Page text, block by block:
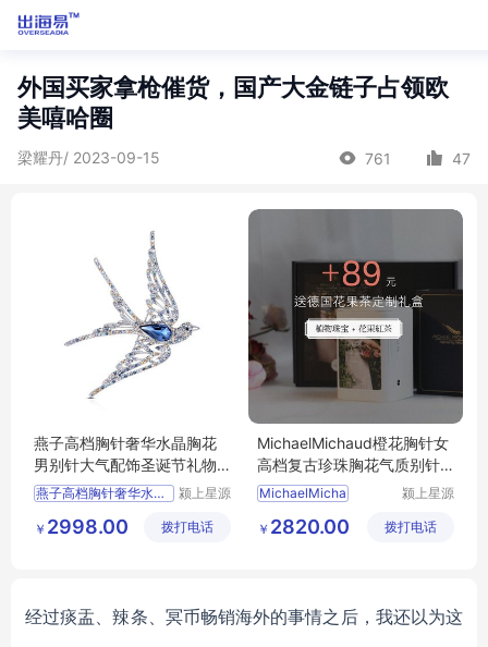
外国买家拿枪催货，国产大金链子占领欧
美嘻哈圈
梁耀丹/ 2023-09-15 761 47
燕子高档胸针奢华水晶胸花
男别针大气配饰圣诞节礼物
送女领导实用
燕子高档胸针奢华水晶胸花
颍上星源
有限公司
￥ 2998.00 拨打电话
MichaelMichaud橙花胸针女
高档复古珍珠胸花气质别针
奢华礼物
MichaelMicha
颍上星源
有限公司
￥ 2820.00 拨打电话
经过痰盂、辣条、冥币畅销海外的事情之后，我还以为这